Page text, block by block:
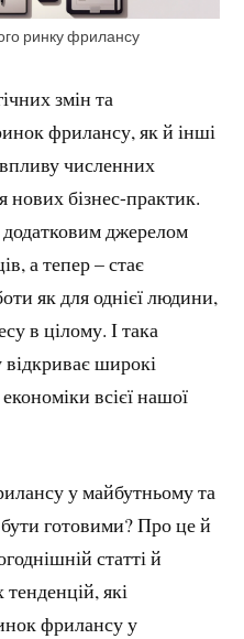
ринку фрилансу
змін та
фрилансу, як й інші
численних
нових бізнес-практик.
джерелом
а тепер – стає
як для однієї людини,
в цілому. І така
широкі
всієї нашої
у майбутньому та
готовими? Про це й
статті й
які
фрилансу у